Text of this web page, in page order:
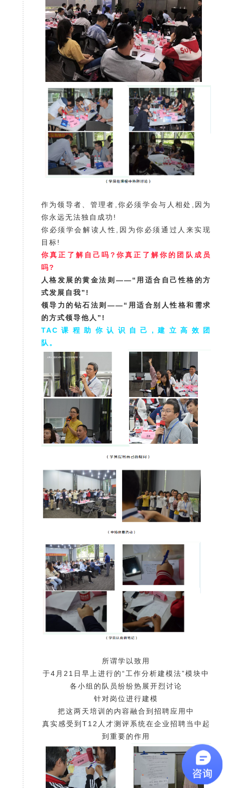
作为领导者、管理者,你必须学会与人相处,因为
你永远无法独自成功!
你必须学会解读人性,因为你必须通过人来实现
目标!
你真正了解自己吗?你真正了解你的团队成员
吗?
人格发展的黄金法则——“用适合自己性格的方
式发展自我”!
领导力的钻石法则——“用适合别人性格和需求
的方式领导他人”!
TAC课程助你认识自己,建立高效团
队。
所谓学以致用
于4月21日早上进行的“工作分析建模法”模块中
各小组的队员纷纷热展开烈讨论
针对岗位进行建模
把这两天培训的内容融合到招聘应用中
真实感受到T12人才测评系统在企业招聘当中起
到重要的作用